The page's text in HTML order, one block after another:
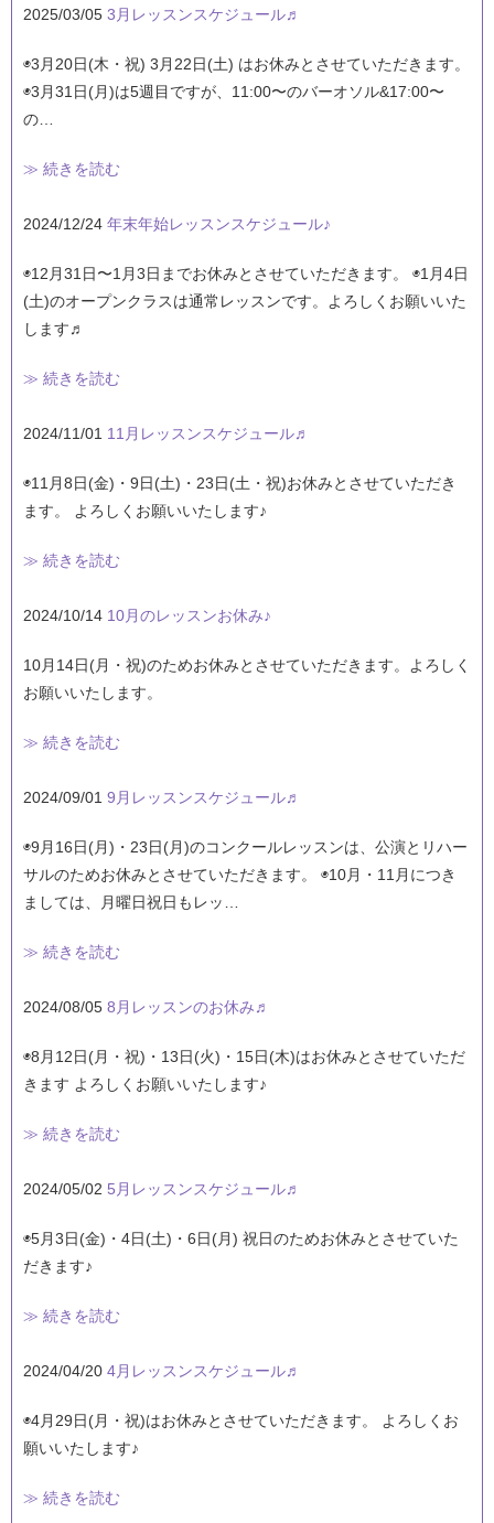
2025/03/05 3月レッスンスケジュール♬
◉3月20日(木・祝) 3月22日(土) はお休みとさせていただきます。
◉3月31日(月)は5週目ですが、11:00〜のバーオソル&17:00〜
の…
≫ 続きを読む
2024/12/24 年末年始レッスンスケジュール♪
◉12月31日〜1月3日までお休みとさせていただきます。 ◉1月4日
(土)のオープンクラスは通常レッスンです。よろしくお願いいた
します♬
≫ 続きを読む
2024/11/01 11月レッスンスケジュール♬
◉11月8日(金)・9日(土)・23日(土・祝)お休みとさせていただき
ます。 よろしくお願いいたします♪
≫ 続きを読む
2024/10/14 10月のレッスンお休み♪
10月14日(月・祝)のためお休みとさせていただきます。よろしく
お願いいたします。
≫ 続きを読む
2024/09/01 9月レッスンスケジュール♬
◉9月16日(月)・23日(月)のコンクールレッスンは、公演とリハー
サルのためお休みとさせていただきます。 ◉10月・11月につき
ましては、月曜日祝日もレッ…
≫ 続きを読む
2024/08/05 8月レッスンのお休み♬
◉8月12日(月・祝)・13日(火)・15日(木)はお休みとさせていただ
きます よろしくお願いいたします♪
≫ 続きを読む
2024/05/02 5月レッスンスケジュール♬
◉5月3日(金)・4日(土)・6日(月) 祝日のためお休みとさせていた
だきます♪
≫ 続きを読む
2024/04/20 4月レッスンスケジュール♬
◉4月29日(月・祝)はお休みとさせていただきます。 よろしくお
願いいたします♪
≫ 続きを読む